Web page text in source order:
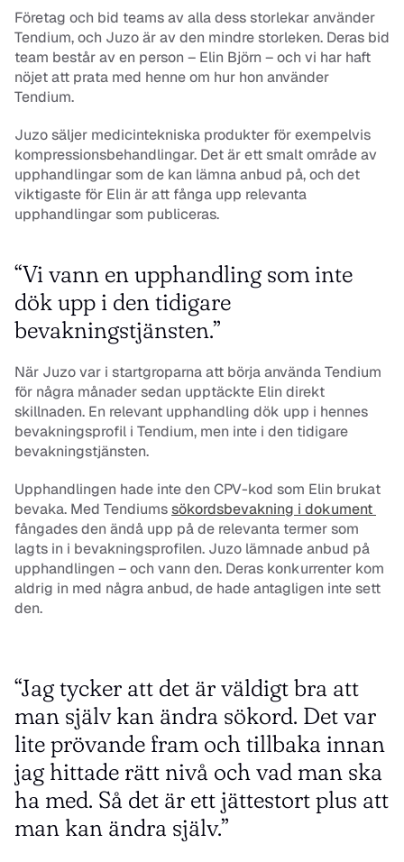
Företag och bid teams av alla dess storlekar använder
Tendium, och Juzo är av den mindre storleken. Deras bid
team består av en person – Elin Björn – och vi har haft
nöjet att prata med henne om hur hon använder
Tendium.
Juzo säljer medicintekniska produkter för exempelvis
kompressionsbehandlingar. Det är ett smalt område av
upphandlingar som de kan lämna anbud på, och det
viktigaste för Elin är att fånga upp relevanta
upphandlingar som publiceras.
“Vi vann en upphandling som inte
dök upp i den tidigare
bevakningstjänsten.”
När Juzo var i startgroparna att börja använda Tendium
för några månader sedan upptäckte Elin direkt
skillnaden. En relevant upphandling dök upp i hennes
bevakningsprofil i Tendium, men inte i den tidigare
bevakningstjänsten.
Upphandlingen hade inte den CPV-kod som Elin brukat
bevaka. Med Tendiums
fångades den ändå upp på de relevanta termer som
lagts in i bevakningsprofilen. Juzo lämnade anbud på
upphandlingen – och vann den. Deras konkurrenter kom
aldrig in med några anbud, de hade antagligen inte sett
den.
“Jag tycker att det är väldigt bra att
man själv kan ändra sökord. Det var
lite prövande fram och tillbaka innan
jag hittade rätt nivå och vad man ska
ha med. Så det är ett jättestort plus att
man kan ändra själv.”